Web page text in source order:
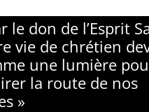
le don de l’Esprit
vie de chrétien
une lumière
la route de nos
»